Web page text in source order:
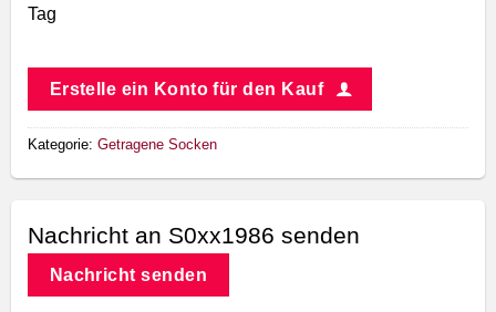
Tag
Erstelle ein Konto für den Kauf
Kategorie: Getragene Socken
Nachricht an S0xx1986 senden
Nachricht senden